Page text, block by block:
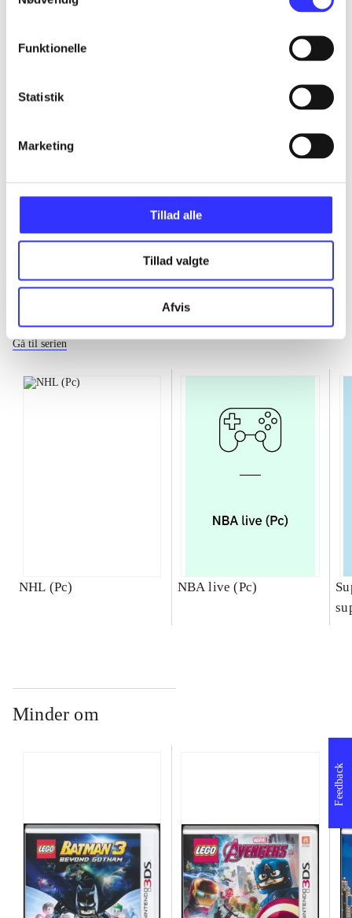
Funktionelle
Statistik
Marketing
Tillad alle
Tillad valgte
Afvis
...
...
...
Gå til serien
NHL (Pc) NBA live (Pc)
Minder om
Feedback